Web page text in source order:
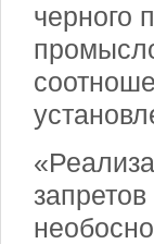
черного